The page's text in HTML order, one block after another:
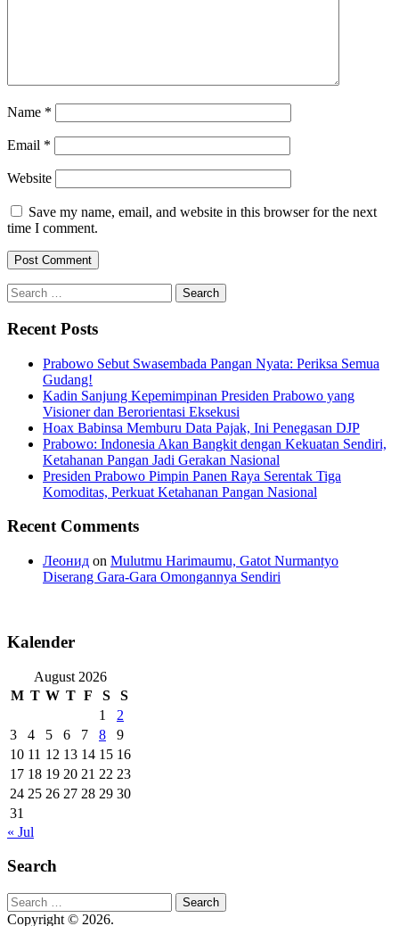
Name *
Email *
Website
Save my name, email, and website in this browser for the next
time I comment.
Search
for:
Recent Posts
Prabowo Sebut Swasembada Pangan Nyata: Periksa Semua
Gudang!
Kadin Sanjung Kepemimpinan Presiden Prabowo yang
Visioner dan Berorientasi Eksekusi
Hoax Babinsa Memburu Data Pajak, Ini Penegasan DJP
Prabowo: Indonesia Akan Bangkit dengan Kekuatan Sendiri,
Ketahanan Pangan Jadi Gerakan Nasional
Presiden Prabowo Pimpin Panen Raya Serentak Tiga
Komoditas, Perkuat Ketahanan Pangan Nasional
Recent Comments
Леонид on Mulutmu Harimaumu, Gatot Nurmantyo
Diserang Gara-Gara Omongannya Sendiri
Kalender
August 2026
M T W T F S
S
1
2
3
4 5 6 7 8
9
10 11 12 13 14 15 16
17 18 19 20 21 22 23
24 25 26 27 28 29 30
31
« Jul
Search
Search
for:
Copyright © 2026.